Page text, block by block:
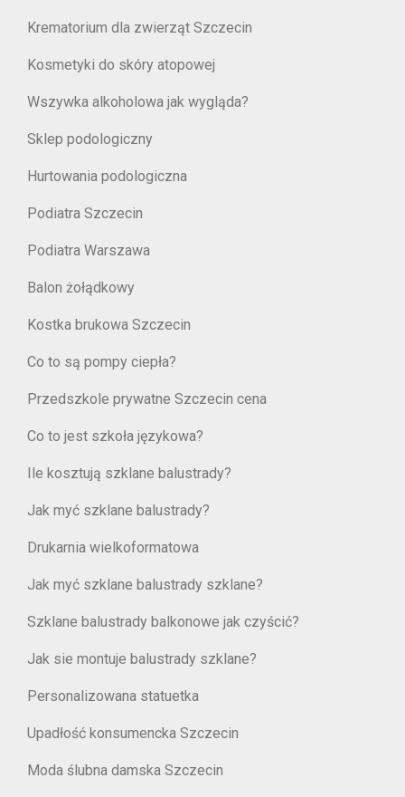
Krematorium dla zwierząt Szczecin
Kosmetyki do skóry atopowej
Wszywka alkoholowa jak wygląda?
Sklep podologiczny
Hurtowania podologiczna
Podiatra Szczecin
Podiatra Warszawa
Balon żołądkowy
Kostka brukowa Szczecin
Co to są pompy ciepła?
Przedszkole prywatne Szczecin cena
Co to jest szkoła językowa?
Ile kosztują szklane balustrady?
Jak myć szklane balustrady?
Drukarnia wielkoformatowa
Jak myć szklane balustrady szklane?
Szklane balustrady balkonowe jak czyścić?
Jak sie montuje balustrady szklane?
Personalizowana statuetka
Upadłość konsumencka Szczecin
Moda ślubna damska Szczecin